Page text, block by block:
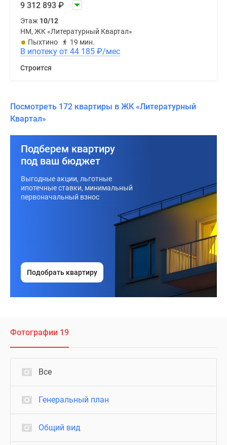
9 312 893 ₽
Этаж 10/12
НМ, ЖК «Литературный Квартал»
Пыхтино
19 мин.
В ипотеку от 44 185 ₽/мес
Строится
Посмотреть 172 квартиры в ЖК «Литературный
Квартал»
Подберем квартиру
под ваш бюджет
Выгодные акции, льготные
ипотечные ставки, минимальный
первоначальный взнос
Подобрать квартиру
Фотографии 19
Все
Генеральный план
Общий вид